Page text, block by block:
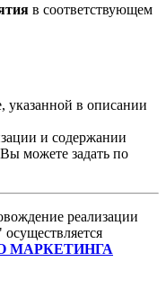
в соответствующем
указанной в описании
и содержании
можете задать по
реализации
МАРКЕТИНГА